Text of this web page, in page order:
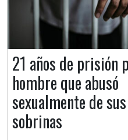
21 años de prisión
hombre que abusó
sexualmente de sus
sobrinas